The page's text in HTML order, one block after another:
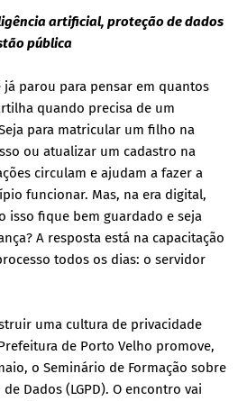
artificial, proteção de dados
pública
já parou para pensar em quantos
quando precisa de um
para matricular um filho na
ou atualizar um cadastro na
circulam e ajudam a fazer a
funcionar. Mas, na era digital,
isso fique bem guardado e seja
A resposta está na capacitação
todos os dias: o servidor
uma cultura de privacidade
de Porto Velho promove,
o Seminário de Formação sobre
Dados (LGPD). O encontro vai